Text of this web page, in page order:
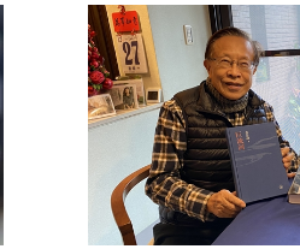
為引，將處世智慧轉化為
年行履中映照出圓滿的生